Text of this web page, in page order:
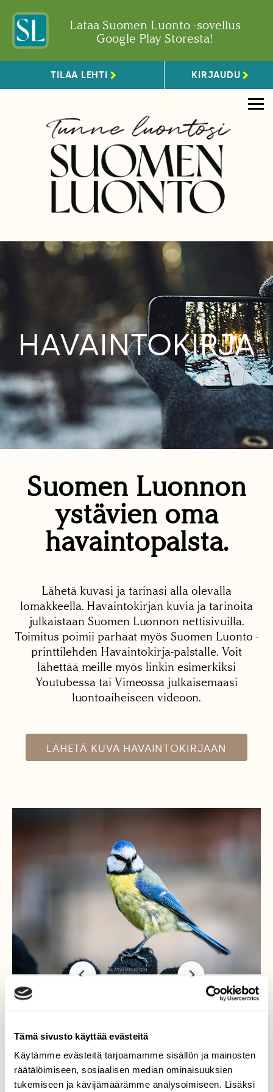
Tämä sivusto käyttää evästeitä
Käytämme evästeitä tarjoamamme sisällön ja mainosten
räätälöimiseen, sosiaalisen median ominaisuuksien
tukemiseen ja kävijämäärämme analysoimiseen. Lisäksi
Lataa Suomen Luonto -sovellus
Google Play Storesta!
TILAA LEHTI KIRJAUDU
HAVAINTOKIRJA
Suomen Luonnon
ystävien oma
havaintopalsta.
Lähetä kuvasi ja tarinasi alla olevalla
lomakkeella. Havaintokirjan kuvia ja tarinoita
julkaistaan Suomen Luonnon nettisivuilla.
Toimitus poimii parhaat myös Suomen Luonto -
printtilehden Havaintokirja-palstalle. Voit
lähettää meille myös linkin esimerkiksi
Youtubessa tai Vimeossa julkaisemaasi
luontoaiheiseen videoon.
LÄHETÄ KUVA HAVAINTOKIRJAAN
Sinitiainen laskeutui kädelle
Menin kuvauspaikalle odottamaan kaveriani.
Häntä odotellessa huomasin, että minun
takana puun oksalla oli sinitiainen ja se